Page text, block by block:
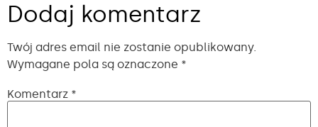
Dodaj komentarz
Twój adres email nie zostanie opublikowany.
Wymagane pola są oznaczone *
Komentarz *